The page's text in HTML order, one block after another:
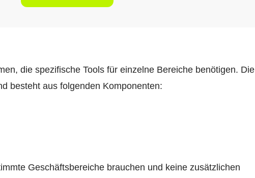
die spezifische Tools für einzelne Bereiche benötigen. Die
besteht aus folgenden Komponenten:
Geschäftsbereiche brauchen und keine zusätzlichen